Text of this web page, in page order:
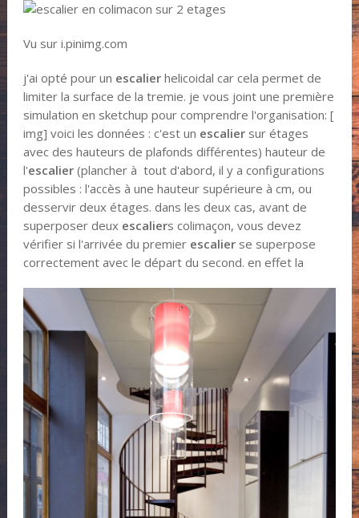
Vu sur i.pinimg.com
j'ai opté pour un escalierhelicoidal car cela permet de
limiter la surface de la tremie. je vous joint une première
simulation en sketchup pour comprendre l'organisation: [​
img] voici les données : c'est un escaliersur étages
avec des hauteurs de plafonds différentes) hauteur de
l'escalier(plancher à tout d'abord, il y a configurations
possibles : l'accès à une hauteur supérieure à cm, ou
desservir deux étages. dans les deux cas, avant de
superposer deux escaliers colimaçon, vous devez
vérifier si l'arrivée du premier escalierse superpose
correctement avec le départ du second. en effet la